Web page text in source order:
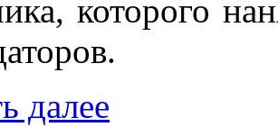
которого
далее